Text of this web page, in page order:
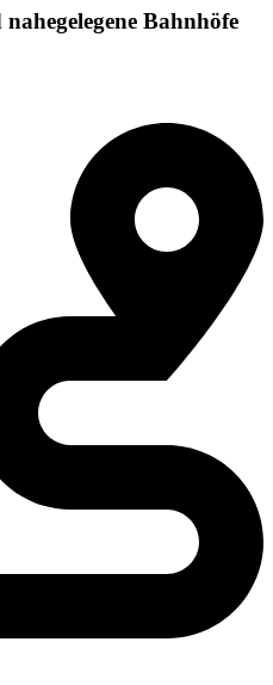
Bahnhöfe